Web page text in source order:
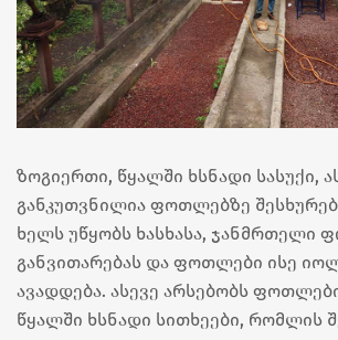
ზოგიერთი, წყალში ხსნადი სასუქი,
განკუთვნილია ფოთლებზე
ხელს უწყობს ხასხასა, ჯანმრთელი
განვითარებას და ფოთლები ისე
ავადდება. ასევე არსებობს
წყალში ხსნადი სითხეები, რომლის